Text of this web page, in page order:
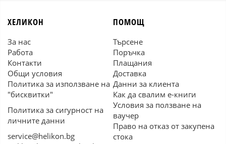
ХЕЛИКОН
За нас
Работа
Контакти
Общи условия
Политика за използване на
"бисквитки"
Политика за сигурност на
личните данни
service@helikon.bg
ПОМОЩ
Търсене
Поръчка
Плащания
Доставка
Данни за клиента
Как да свалим е-книги
Условия за ползване на
ваучер
Право на отказ от закупена
стока